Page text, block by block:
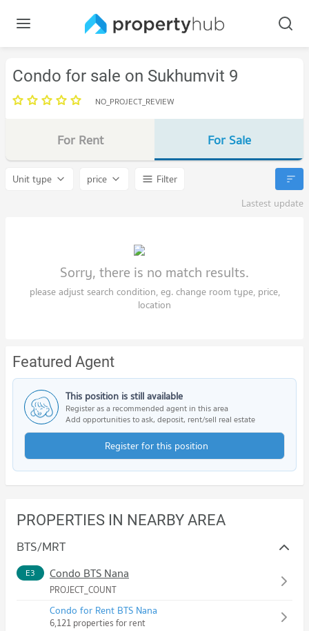
Condo for sale on Sukhumvit 9
NO_PROJECT_REVIEW
For Rent For Sale
Unit type price
Filter
Lastest update
Sorry, there is no match results.
please adjust search condition, eg. change room type, price,
location
Featured Agent
This position is still available
Register as a recommended agent in this area
Add opportunities to ask, deposit, rent/sell real estate
Register for this position
PROPERTIES IN NEARBY AREA
BTS/MRT
E3 Condo BTS Nana
PROJECT_COUNT
Condo for Rent BTS Nana
6,121 properties for rent